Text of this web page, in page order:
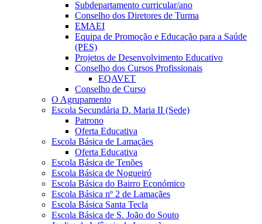
Subdepartamento curricular/ano
Conselho dos Diretores de Turma
EMAEI
Equipa de Promoção e Educação para a Saúde
(PES)
Projetos de Desenvolvimento Educativo
Conselho dos Cursos Profissionais
EQAVET
Conselho de Curso
O Agrupamento
Escola Secundária D. Maria II (Sede)
Patrono
Oferta Educativa
Escola Básica de Lamaçães
Oferta Educativa
Escola Básica de Tenões
Escola Básica de Nogueiró
Escola Básica do Bairro Económico
Escola Básica nº 2 de Lamaçães
Escola Básica Santa Tecla
Escola Básica de S. João do Souto